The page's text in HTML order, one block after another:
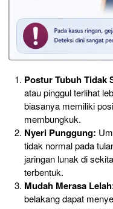
Postur Tubuh Tidak
atau pinggul terlihat
biasanya memiliki
membungkuk.
Nyeri Punggung:
tidak normal pada
jaringan lunak di
terbentuk.
Mudah Merasa
belakang dapat